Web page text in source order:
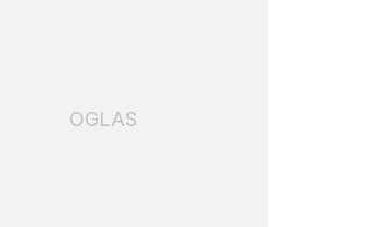
OGLAS